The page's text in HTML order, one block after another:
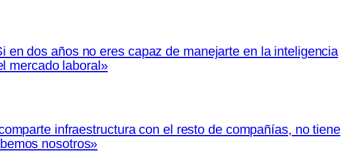
en dos años no eres capaz de manejarte en la inteligencia
mercado laboral»
infraestructura con el resto de compañías, no tiene
nosotros»